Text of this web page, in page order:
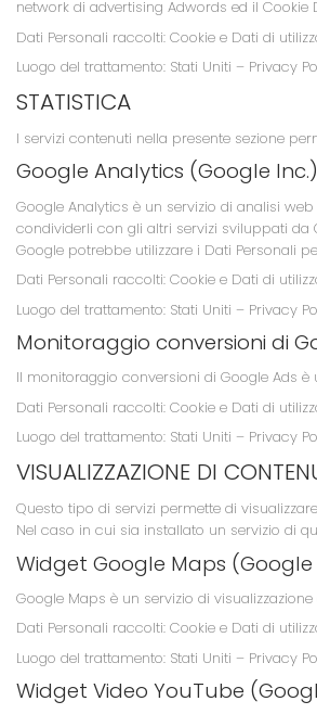
network di advertising Adwords ed il Cookie
Dati Personali raccolti: Cookie e Dati di
Luogo del trattamento: Stati Uniti – Privacy
STATISTICA
I servizi contenuti nella presente sezione
Google Analytics (Google Inc.)
Google Analytics è un servizio di analisi
condividerli con gli altri servizi sviluppati da
Google potrebbe utilizzare i Dati Personali
Dati Personali raccolti: Cookie e Dati di
Luogo del trattamento: Stati Uniti – Privacy
Monitoraggio conversioni di
Il monitoraggio conversioni di Google Ads
Dati Personali raccolti: Cookie e Dati di
Luogo del trattamento: Stati Uniti – Privacy
VISUALIZZAZIONE DI
Questo tipo di servizi permette di
Nel caso in cui sia installato un servizio di
Widget Google Maps (Google
Google Maps è un servizio di
Dati Personali raccolti: Cookie e Dati di
Luogo del trattamento: Stati Uniti – Privacy
Widget Video YouTube